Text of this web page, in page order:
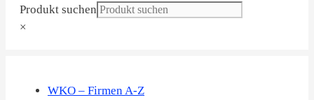
Produkt suchen
×
WKO – Firmen A-Z